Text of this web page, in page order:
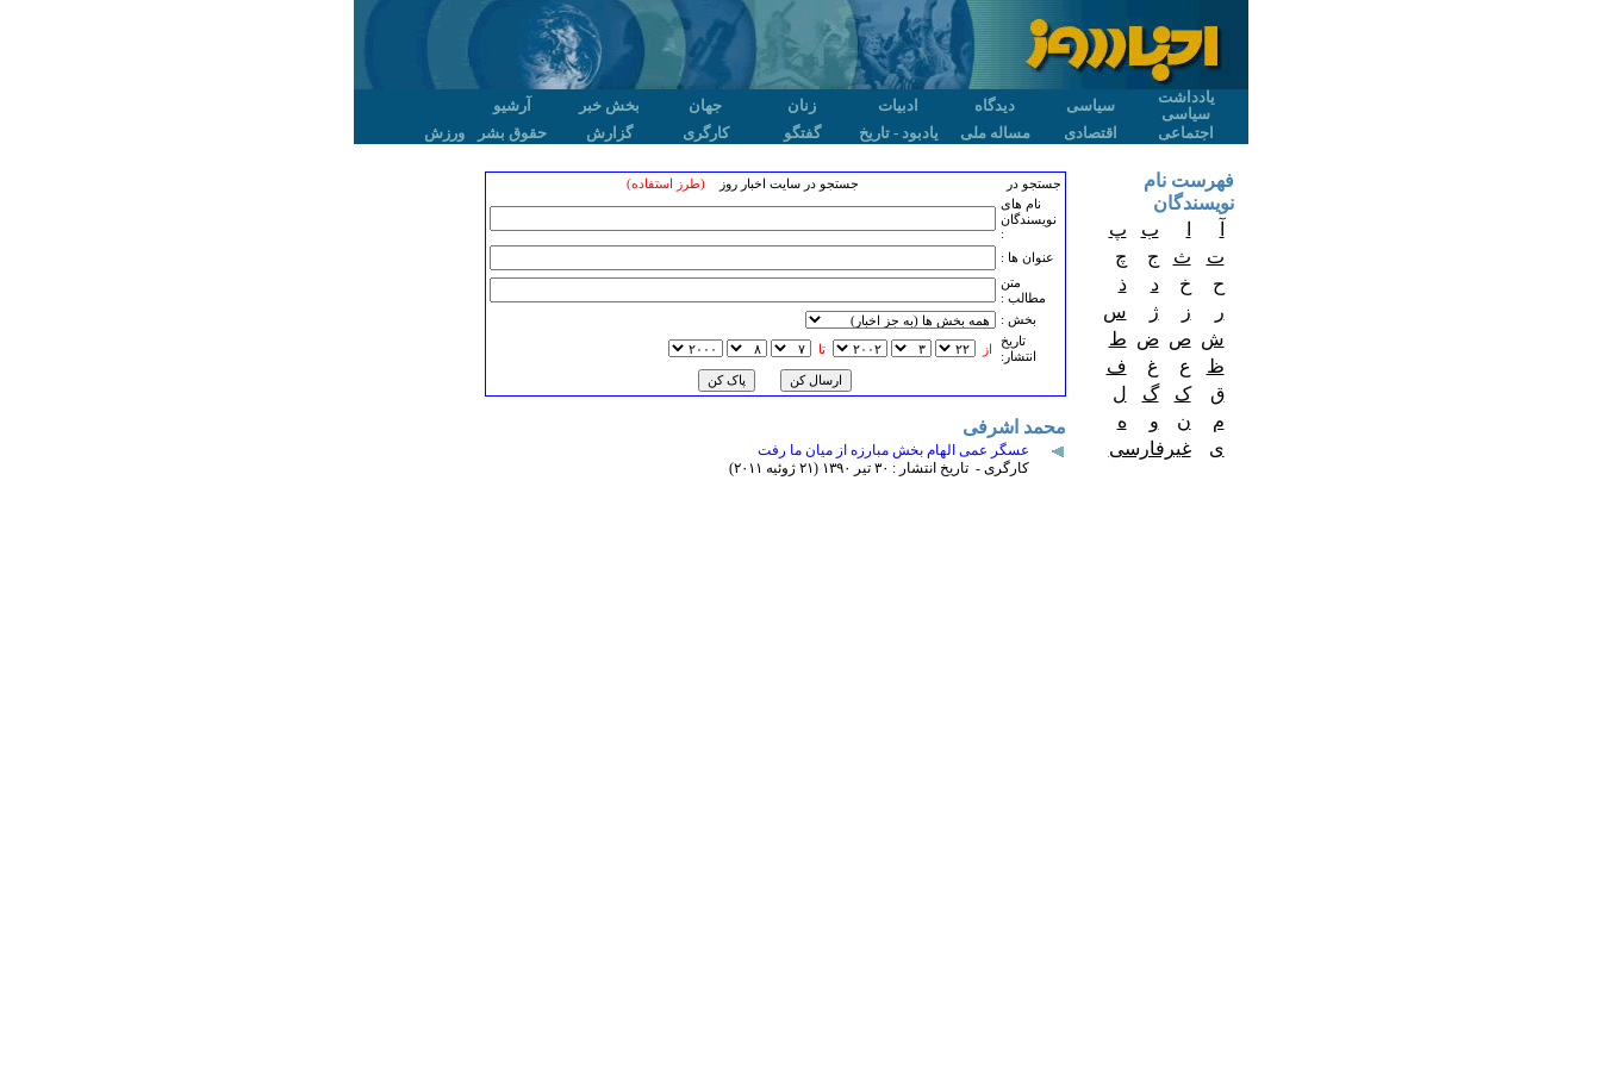
یادداشت
سیاسی
سیاسی دیدگاه ادبیات زنان جهان بخش خبر
آرشیو
اجتماعی
اقتصادی مساله ملی یادبود - تاریخ گفتگو کارگری گزارش حقوق بشر ورزش
جستجو در جستجو در سایت اخبار روز(طرز استفاده)
نام های
نویسندگان
:
عنوان ها :
متن
مطالب :
بخش :
تاريخ
انتشار:
از تا
محمد اشرفی
عسگر عمی الهام بخش مبارزه از میان ما رفت
کارگری - تاریخ انتشار : ٣۰ تير ۱٣۹۰ (۲۱ ژوئيه ۲۰۱۱)
فهرست نام
نویسندگان
ب
پ
ت
ث ج
چ
ح
خ د
ذ
ر
ز ژ
س
ش ص ض ط
ظ
ع غ
ف
ق
ک گ
ل
م
ن و
ه
ی
غیرفارسی